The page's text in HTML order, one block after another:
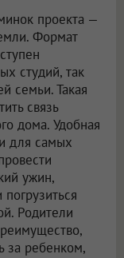
проекта —
Формат
студий, так
семьи. Такая
связь
дома. Удобная
для самых
ужин,
Родители
за ребенком,